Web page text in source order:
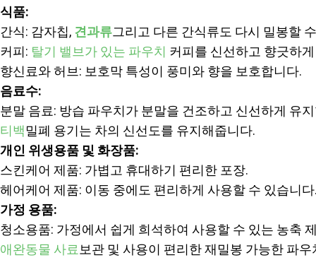
식품:
간식: 감자칩, 견과류그리고 다른 간식류도 다시 밀봉할
커피: 탈기 밸브가 있는 파우치 커피를 신선하고 향긋하
향신료와 허브: 보호막 특성이 풍미와 향을 보호합니다.
음료수:
분말 음료: 방습 파우치가 분말을 건조하고 신선하게 유
티백밀폐 용기는 차의 신선도를 유지해줍니다.
개인 위생용품 및 화장품:
스킨케어 제품: 가볍고 휴대하기 편리한 포장.
헤어케어 제품: 이동 중에도 편리하게 사용할 수 있습니
가정 용품:
청소용품: 가정에서 쉽게 희석하여 사용할 수 있는 농축
애완동물 사료보관 및 사용이 편리한 재밀봉 가능한 파우